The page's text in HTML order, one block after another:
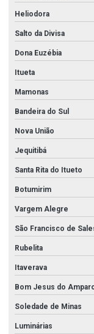
Heliodora
Salto da Divisa
Dona Euzébia
Itueta
Mamonas
Bandeira do Sul
Nova União
Jequitibá
Santa Rita do Itueto
Botumirim
Vargem Alegre
São Francisco de
Rubelita
Itaverava
Bom Jesus do
Soledade de Minas
Luminárias